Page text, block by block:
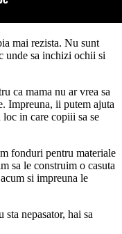
mai rezista. Nu sunt
unde sa inchizi ochii si
ca mama nu ar vrea sa
Impreuna, ii putem ajuta
loc in care copiii sa se
fonduri pentru materiale
sa le construim o casuta
si impreuna le
sta nepasator, hai sa